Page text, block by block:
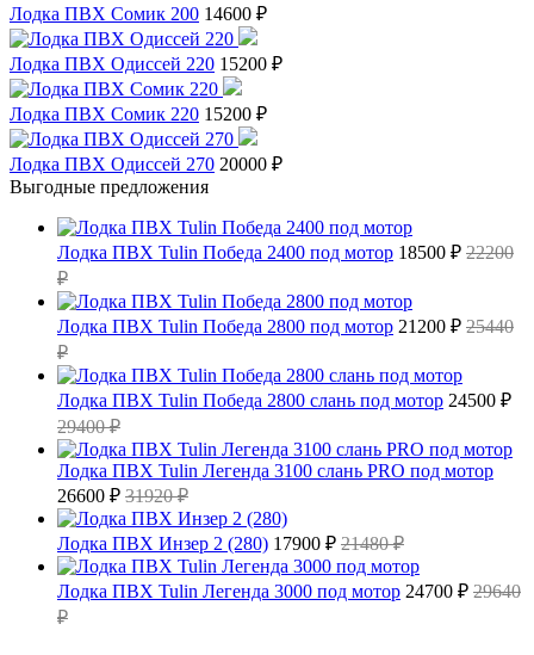
Лодка ПВХ Сомик 200 14600 ₽
Лодка ПВХ Одиссей 220 15200 ₽
Лодка ПВХ Сомик 220 15200 ₽
Лодка ПВХ Одиссей 270 20000 ₽
Выгодные предложения
Лодка ПВХ Tulin Победа 2400 под мотор 18500 ₽ 22200
₽
Лодка ПВХ Tulin Победа 2800 под мотор 21200 ₽ 25440
₽
Лодка ПВХ Tulin Победа 2800 слань под мотор 24500 ₽
29400 ₽
Лодка ПВХ Tulin Легенда 3100 слань PRO под мотор
26600 ₽ 31920 ₽
Лодка ПВХ Инзер 2 (280) 17900 ₽ 21480 ₽
Лодка ПВХ Tulin Легенда 3000 под мотор 24700 ₽ 29640
₽